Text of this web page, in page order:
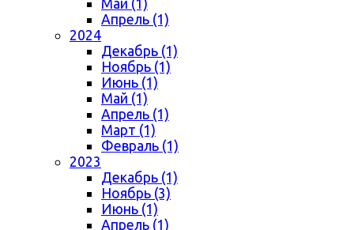
Май (1)
Апрель (1)
2024
Декабрь (1)
Ноябрь (1)
Июнь (1)
Май (1)
Апрель (1)
Март (1)
Февраль (1)
2023
Декабрь (1)
Ноябрь (3)
Июнь (1)
Апрель (1)